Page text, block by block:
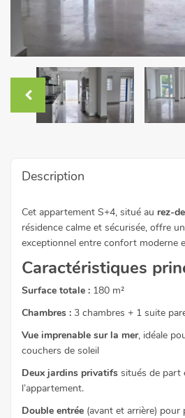
Description
Cet appartement S+4, situé au rez-
résidence calme et sécurisée, offre
exceptionnel entre confort moderne
Caractéristiques
Surface totale : 180 m²
Chambres : 3 chambres + 1 suite
Vue imprenable sur la mer, idéale
couchers de soleil
Deux jardins privatifs situés de part
l’appartement.
Double entrée (avant et arrière)